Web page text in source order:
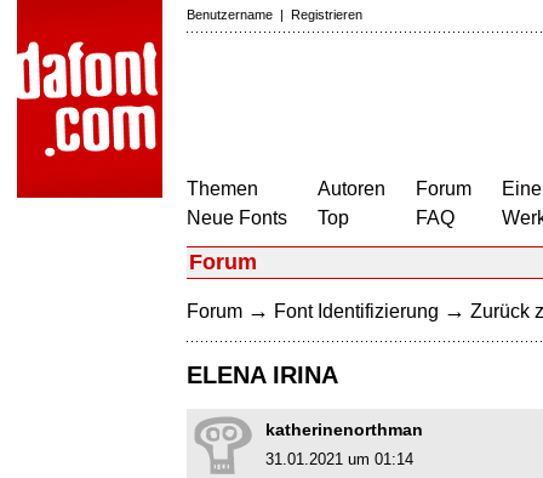
Benutzername | Registrieren
Themen
Neue Fonts
Autoren
Top
Forum
FAQ
Forum
Forum → Font Identifizierung → Zurück
ELENA IRINA
katherinenorthman
31.01.2021 um 01:14